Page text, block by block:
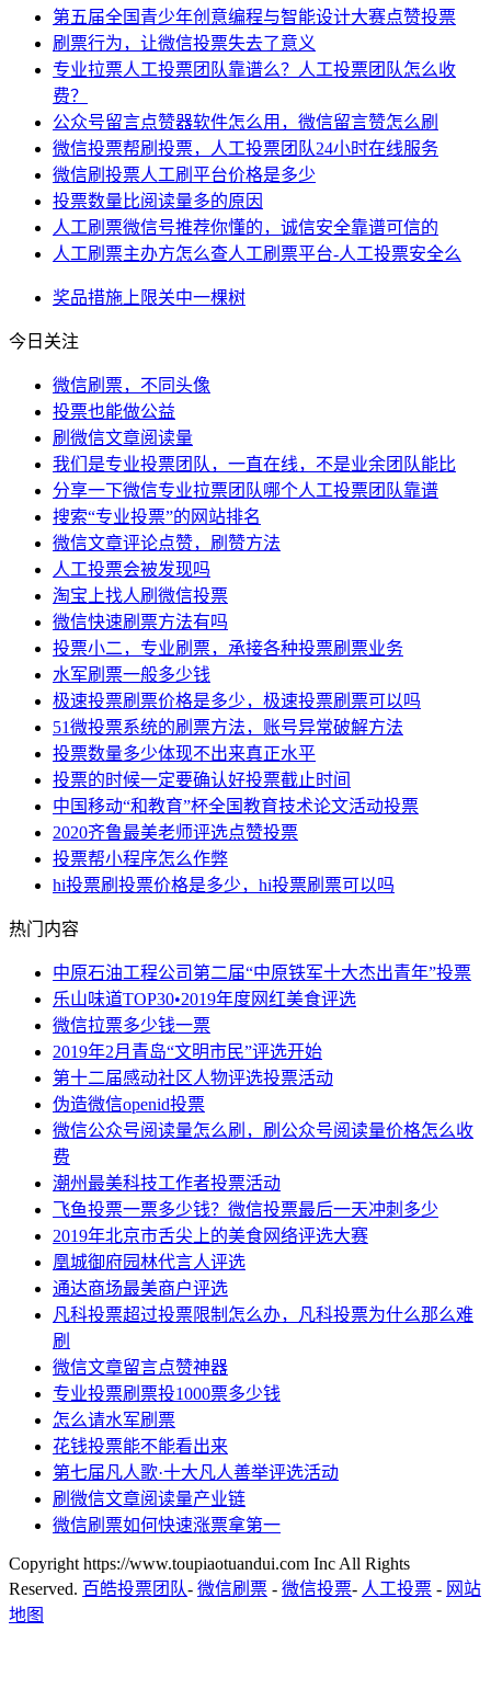
第五届全国青少年创意编程与智能设计大赛点赞投票
刷票行为，让微信投票失去了意义
专业拉票人工投票团队靠谱么？人工投票团队怎么收
费？
公众号留言点赞器软件怎么用，微信留言赞怎么刷
微信投票帮刷投票，人工投票团队24小时在线服务
微信刷投票人工刷平台价格是多少
投票数量比阅读量多的原因
人工刷票微信号推荐你懂的，诚信安全靠谱可信的
人工刷票主办方怎么查人工刷票平台-人工投票安全么
奖品措施 上限关中一棵树
今日关注
微信刷票，不同头像
投票也能做公益
刷微信文章阅读量
我们是专业投票团队，一直在线，不是业余团队能比
分享一下微信专业拉票团队哪个人工投票团队靠谱
搜索“专业投票”的网站排名
微信文章评论点赞，刷赞方法
人工投票会被发现吗
淘宝上找人刷微信投票
微信快速刷票方法有吗
投票小二，专业刷票，承接各种投票刷票业务
水军刷票一般多少钱
极速投票刷票价格是多少，极速投票刷票可以吗
51微投票系统的刷票方法，账号异常破解方法
投票数量多少体现不出来真正水平
投票的时候一定要确认好投票截止时间
中国移动“和教育”杯全国教育技术论文活动投票
2020齐鲁最美老师评选点赞投票
投票帮小程序怎么作弊
hi投票刷投票价格是多少，hi投票刷票可以吗
热门内容
中原石油工程公司第二届“中原铁军十大杰出青年”投票
乐山味道TOP30•2019年度网红美食评选
微信拉票多少钱一票
2019年2月青岛“文明市民”评选开始
第十二届感动社区人物评选投票活动
伪造微信openid投票
微信公众号阅读量怎么刷，刷公众号阅读量价格怎么收
费
潮州最美科技工作者投票活动
飞鱼投票一票多少钱？微信投票最后一天冲刺多少
2019年北京市舌尖上的美食网络评选大赛
凰城御府园林代言人评选
通达商场最美商户评选
凡科投票超过投票限制怎么办，凡科投票为什么那么难
刷
微信文章留言点赞神器
专业投票刷票投1000票多少钱
怎么请水军刷票
花钱投票能不能看出来
第七届凡人歌·十大凡人善举评选活动
刷微信文章阅读量产业链
微信刷票如何快速涨票拿第一
Copyright https://www.toupiaotuandui.com Inc All Rights
Reserved. 百皓投票团队- 微信刷票 - 微信投票- 人工投票 - 网站
地图